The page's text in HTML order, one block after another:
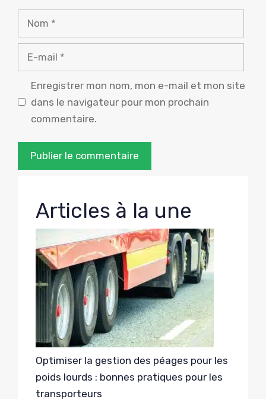
Nom
Enregistrer mon nom, mon e-mail et mon site
dans le navigateur pour mon prochain
commentaire.
Articles à la une
Optimiser la gestion des péages pour les
poids lourds : bonnes pratiques pour les
transporteurs